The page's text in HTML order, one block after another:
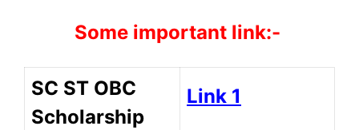
Some important link:-
SC ST OBC
Scholarship
Link 1